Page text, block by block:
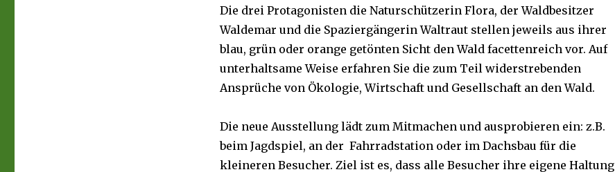
Die drei Protagonisten die Naturschützerin Flora, der Waldbesitzer
Waldemar und die Spaziergängerin Waltraut stellen jeweils aus ihrer
blau, grün oder orange getönten Sicht den Wald facettenreich vor. Auf
unterhaltsame Weise erfahren Sie die zum Teil widerstrebenden
Ansprüche von Ökologie, Wirtschaft und Gesellschaft an den Wald.
Die neue Ausstellung lädt zum Mitmachen und ausprobieren ein: z.B.
beim Jagdspiel, an der Fahrradstation oder im Dachsbau für die
kleineren Besucher. Ziel ist es, dass alle Besucher ihre eigene Haltung